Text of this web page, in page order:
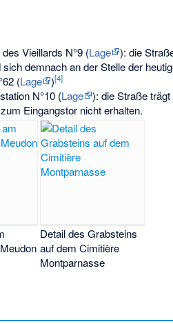
Vieillards N°9 (Lage ): die
demnach an der Stelle der
(Lage )[4]
N°10 (Lage ): die Straße
Eingangstor nicht erhalten.
Detail des Grabsteins
auf dem Cimitière
Montparnasse